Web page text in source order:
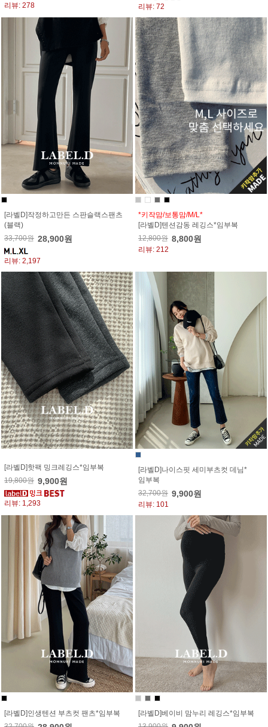
리뷰: 278 리뷰: 72
[라벨D]작정하고만든 스판슬랙스팬츠
(블랙)
33,700원 28,900원
리뷰: 2,197
*키작맘/보통맘/M/L*
[라벨D]텐션감동 레깅스*임부복
12,800원 8,800원
리뷰: 212
[라벨D]핫팩 밍크레깅스*임부복
19,800원 9,900원
리뷰: 1,293
[라벨D]나이스핏 세미부츠컷 데님*
임부복
32,700원 9,900원
리뷰: 101
[라벨D]인생텐션 부츠컷 팬츠*임부복
[라벨D]베이비 맘누리 레깅스*임부복